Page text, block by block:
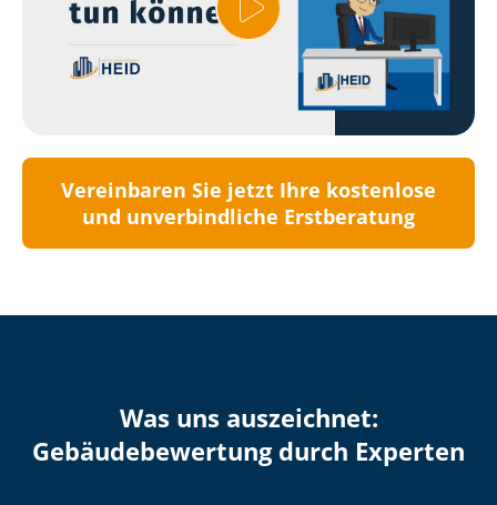
Vereinbaren Sie jetzt Ihre kostenlose
und unverbindliche Erstberatung
Was uns auszeichnet:
Ge­bäu­de­be­wer­tung durch Experten